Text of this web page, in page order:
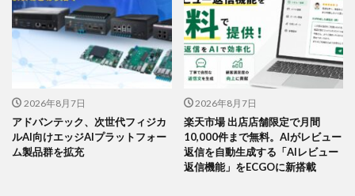
2026年8月7日
アドバンテック、次世代フィジカ
ルAI向けエッジAIプラットフォー
ム製品群を拡充
2026年8月7日
楽天市場 出店店舗限定で月間
10,000件まで無料。AIがレビュー
返信を自動生成する「AIレビュー
返信機能」をECGOに新搭載